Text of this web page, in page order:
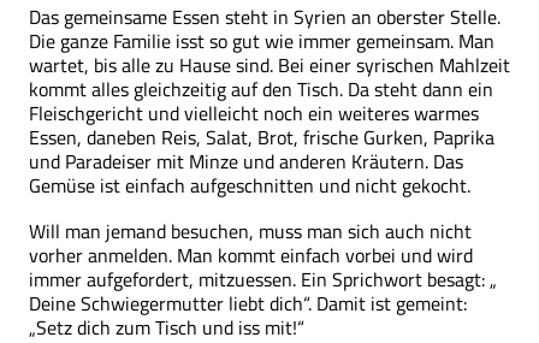
Das gemeinsame Essen steht in Syrien an oberster Stelle.
Die ganze Familie isst so gut wie immer gemeinsam. Man
wartet, bis alle zu Hause sind. Bei einer syrischen Mahlzeit
kommt alles gleichzeitig auf den Tisch. Da steht dann ein
Fleischgericht und vielleicht noch ein weiteres warmes
Essen, daneben Reis, Salat, Brot, frische Gurken, Paprika
und Paradeiser mit Minze und anderen Kräutern. Das
Gemüse ist einfach aufgeschnitten und nicht gekocht.
Will man jemand besuchen, muss man sich auch nicht
vorher anmelden. Man kommt einfach vorbei und wird
immer aufgefordert, mitzuessen. Ein Sprichwort besagt: „
Deine Schwiegermutter liebt dich“. Damit ist gemeint:
„Setz dich zum Tisch und iss mit!“